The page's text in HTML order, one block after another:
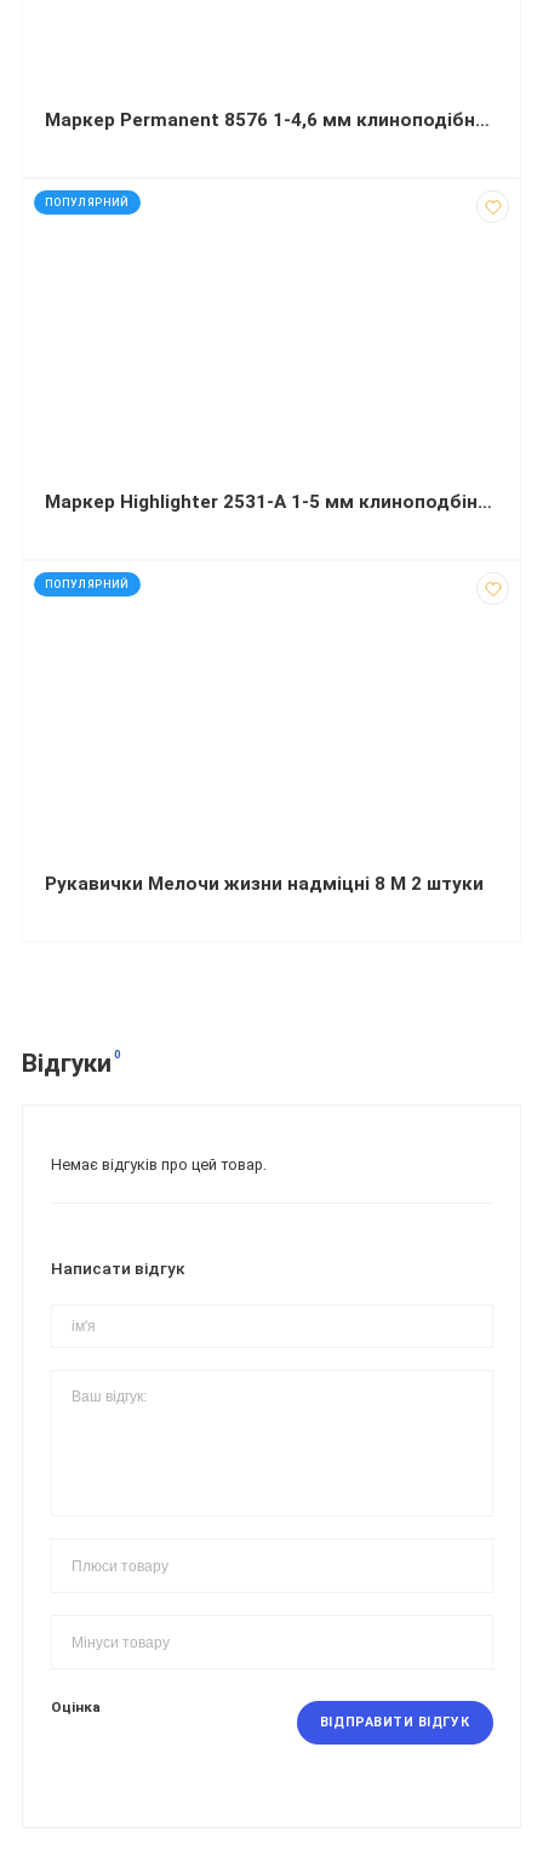
Маркер Permanent 8576 1-4,6 мм клиноподібний чорний
ПОПУЛЯРНИЙ
код: 7333
Маркер Highlighter 2531-A 1-5 мм клиноподбіний зелений
ПОПУЛЯРНИЙ
код: 16007
Рукавички Мелочи жизни надміцні 8 M 2 штуки
Відгуки 0
Немає відгуків про цей товар.
Написати відгук
Оцінка
ВІДПРАВИТИ ВІДГУК